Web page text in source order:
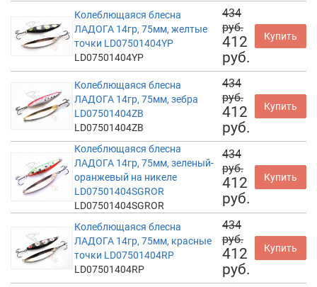
Колеблющаяся блесна
ЛАДОГА 14гр, 75мм, желтые
точки LD07501404YP
LD07501404YP
434
руб.
412
руб.
Купить
Колеблющаяся блесна
ЛАДОГА 14гр, 75мм, зебра
LD07501404ZB
LD07501404ZB
434
руб.
412
руб.
Купить
Колеблющаяся блесна
ЛАДОГА 14гр, 75мм, зеленый-
оранжевый на никеле
LD07501404SGROR
LD07501404SGROR
434
руб.
412
руб.
Купить
Колеблющаяся блесна
ЛАДОГА 14гр, 75мм, красные
точки LD07501404RP
LD07501404RP
434
руб.
412
руб.
Купить